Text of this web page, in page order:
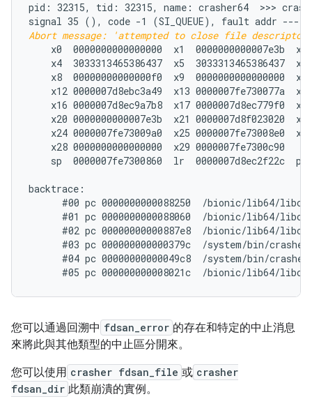
pid: 32315, tid: 32315, name: crasher64  >>>
signal 35 (
Abort message: 'attempted to close file descriptor
x0  0000000000000000  x1  0000000000007e3b
x4  3033313465386437  x5  3033313465386437
x8  00000000000000f0  x9  0000000000000000
x12 0000007d8ebc3a49  x13 0000007fe730077a
x16 0000007d8ec9a7b8  x17 0000007d8ec779f0
x20 0000000000007e3b  x21 0000007d8f023020
x24 0000007fe73009a0  x25 0000007fe73008e0
    x28 0000000000000000  x29 0000007fe7300c90
sp  0000007fe7300860  lr  0000007d8ec2f22c  pc
backtrace:
#00 pc 0000000000088250  /bionic/lib64/
#01 pc 0000000000088060  /bionic/lib64/
#02 pc 00000000000887e8  /bionic/lib64/
#03 pc 000000000000379c  /system/bin/
#04 pc 00000000000049c8  /system/bin/
您可以通過回溯中 fdsan_error 的存在和特定的中止消息
來將此與其他類型的中止區分開來。
您可以使用 crasher fdsan_file 或 crasher
fdsan_dir 此類崩潰的實例。